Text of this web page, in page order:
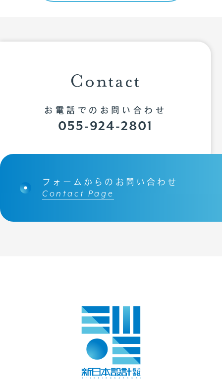
Contact
お電話でのお問い合わせ
055-924-2801
フォームからのお問い合わせ
Contact Page